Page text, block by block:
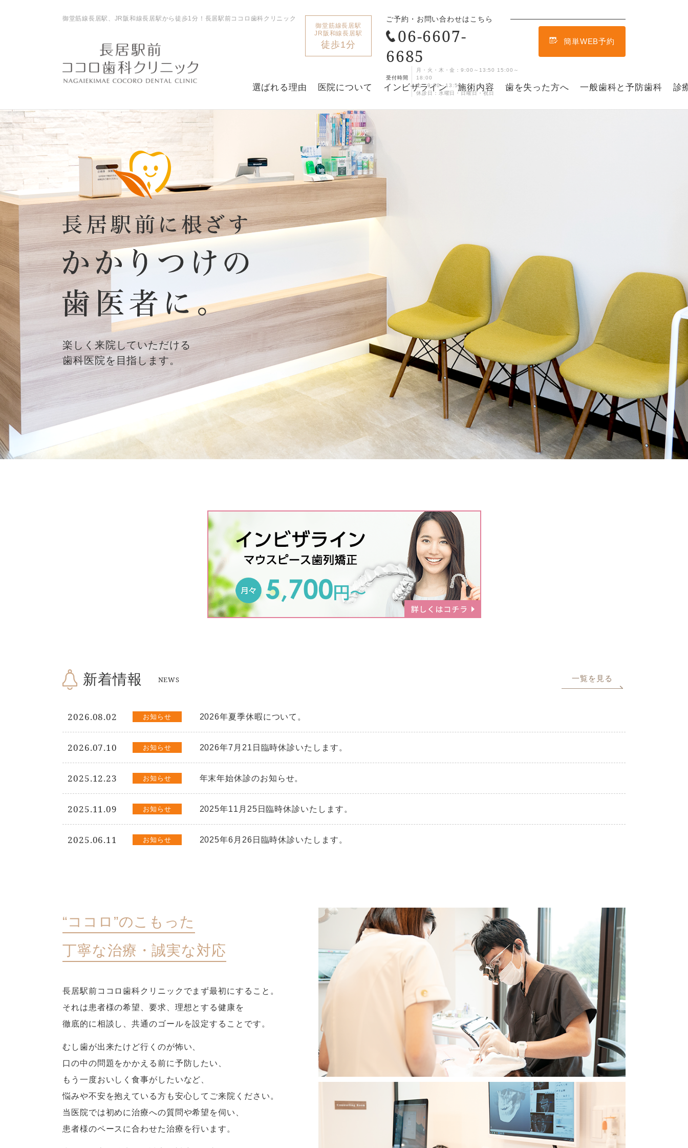
御堂筋線長居駅、JR阪和線長居駅から徒歩1分！長居駅前ココロ歯科クリニック
選ばれる理由 医院について インビザライン 施術内容 歯を失った方へ 一般歯科と予防歯科 診
御堂筋線長居駅
JR阪和線長居駅
徒歩1分
ご予約・お問い合わせはこちら
06-6607-
6685
受付時間
月・火・木・金：9:00～13:50 15:00～
18:00
土：9:00～13:50
休診日：水曜日・日曜日・祝日
簡単WEB予約
楽しく来院していただける
歯科医院を目指します。
新着情報 NEWS 一覧を見る
2026.08.02 お知らせ 2026年夏季休暇について。
2026.07.10 お知らせ 2026年7月21日臨時休診いたします。
2025.12.23 お知らせ 年末年始休診のお知らせ。
2025.11.09 お知らせ 2025年11月25日臨時休診いたします。
2025.06.11 お知らせ 2025年6月26日臨時休診いたします。
“ココロ”のこもった
丁寧な治療・誠実な対応
長居駅前ココロ歯科クリニックでまず最初にすること。
それは患者様の希望、要求、理想とする健康を
徹底的に相談し、共通のゴールを設定することです。
むし歯が出来たけど行くのが怖い、
口の中の問題をかかえる前に予防したい、
もう一度おいしく食事がしたいなど、
悩みや不安を抱えている方も安心してご来院ください。
当医院では初めに治療への質問や希望を伺い、
患者様のペースに合わせた治療を行います。